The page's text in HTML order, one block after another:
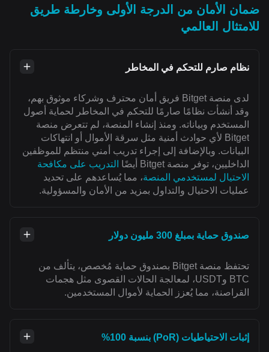
ضمان الأمان من الدرجة الأولى وخارطة طريق
للامتثال العالمي
نظام صارم للتحكم في المخاطر
لدى منصة Bitget فريق أمان محترف وشركاء موثوق بهم،
وقد أنشأت نظامًا صارمًا للتحكم في المخاطر لحماية أصول
المستخدم وبياناته. ومنذ إنشاء المنصة، لم تتعرض منصة
Bitget لأي حوادث أمنية مثل سرقة الأموال أو انتهاكات
البيانات. وبالإضافة إلى إجراء تدريب أمني منتظم للموظفين
الداخليين، توفر منصة Bitget أيضًا
التدريب على مكافحة
الاحتيال لمستخدمي المنصة، مما يُساعدهم على تحديد
عمليات الاحتيال والتداول بمزيد من الأمان والمسؤولية.
صندوق حماية بمبلغ 300 مليون دولار
تحتفظ منصة Bitget بصندوق حماية مُخصص، يتألف من
BTC وUSDT، لمعالجة الحالات القصوى مثل هجمات
القراصنة، مما يُعزز الحماية لأموال المستخدمين.
إثبات الاحتياطيات (PoR) بنسبة 100%